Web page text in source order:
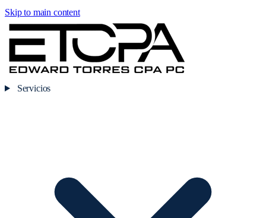
Skip to main content
Servicios